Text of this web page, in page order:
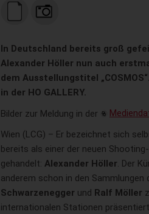
In Deutschland bereits groß
Alexander Höller nun auch
dem Ausstellungstitel
in der HO GALLERY.
Bilder zur Meldung in der
Wien (LCG) – Er bezeichnet sich
bereits als einer der neuen
gehandelt: Alexander Höller. Der
anderem schon in den Sammlungen
Schwarzenegger und Ralf Möller
internationalen Stationen